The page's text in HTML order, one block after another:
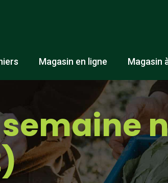
Magasin en ligne Magasin